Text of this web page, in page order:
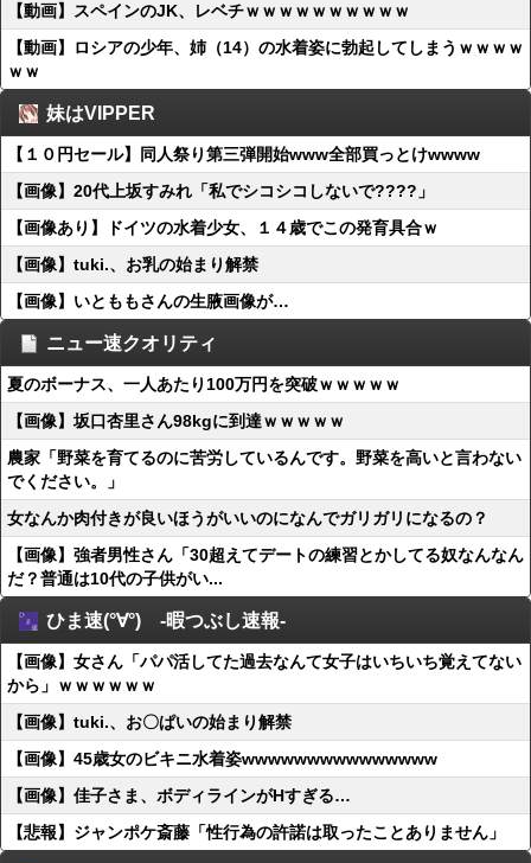
【動画】スペインのJK、レベチｗｗｗｗｗｗｗｗｗｗ
【動画】ロシアの少年、姉（14）の水着姿に勃起してしまうｗｗｗｗ
ｗｗ
妹はVIPPER
【１０円セール】同人祭り第三弾開始www全部買っとけwwww
【画像】20代上坂すみれ「私でシコシコしないで????」
【画像あり】ドイツの水着少女、１４歳でこの発育具合ｗ
【画像】tuki.、お乳の始まり解禁
【画像】いとももさんの生腋画像が…
ニュー速クオリティ
夏のボーナス、一人あたり100万円を突破ｗｗｗｗｗ
【画像】坂口杏里さん98kgに到達ｗｗｗｗｗ
農家「野菜を育てるのに苦労しているんです。野菜を高いと言わない
でください。」
女なんか肉付きが良いほうがいいのになんでガリガリになるの？
【画像】強者男性さん「30超えてデートの練習とかしてる奴なんなん
だ？普通は10代の子供がい...
ひま速(°∀°) -暇つぶし速報-
【画像】女さん「パパ活してた過去なんて女子はいちいち覚えてない
から」ｗｗｗｗｗｗ
【画像】tuki.、お〇ぱいの始まり解禁
【画像】45歳女のビキニ水着姿wwwwwwwwwwwwwww
【画像】佳子さま、ボディラインがHすぎる…
【悲報】ジャンポケ斎藤「性行為の許諾は取ったことありません」